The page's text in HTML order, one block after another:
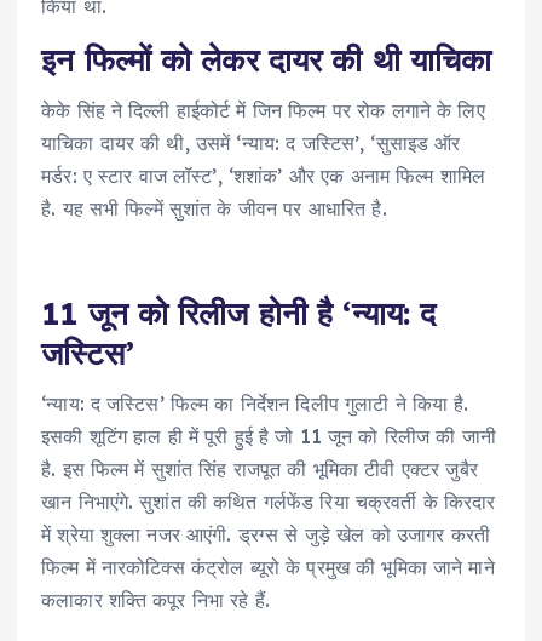
किया था.
इन फिल्मों को लेकर दायर की थी याचिका
केके सिंह ने दिल्ली हाईकोर्ट में जिन फिल्म पर रोक लगाने के लिए
याचिका दायर की थी, उसमें ‘न्याय: द जस्टिस’, ‘सुसाइड ऑर
मर्डर: ए स्टार वाज लॉस्ट’, ‘शशांक’ और एक अनाम फिल्म शामिल
है. यह सभी फिल्में सुशांत के जीवन पर आधारित है.
11 जून को रिलीज होनी है ‘न्याय: द
जस्टिस’
‘न्याय: द जस्टिस’ फिल्म का निर्देशन दिलीप गुलाटी ने किया है.
इसकी शूटिंग हाल ही में पूरी हुई है जो 11 जून को रिलीज की जानी
है. इस फिल्म में सुशांत सिंह राजपूत की भूमिका टीवी एक्टर जुबैर
खान निभाएंगे. सुशांत की कथित गर्लफेंड रिया चक्रवर्ती के किरदार
में श्रेया शुक्ला नजर आएंगी. ड्रग्स से जुड़े खेल को उजागर करती
फिल्म में नारकोटिक्स कंट्रोल ब्यूरो के प्रमुख की भूमिका जाने माने
कलाकार शक्ति कपूर निभा रहे हैं.